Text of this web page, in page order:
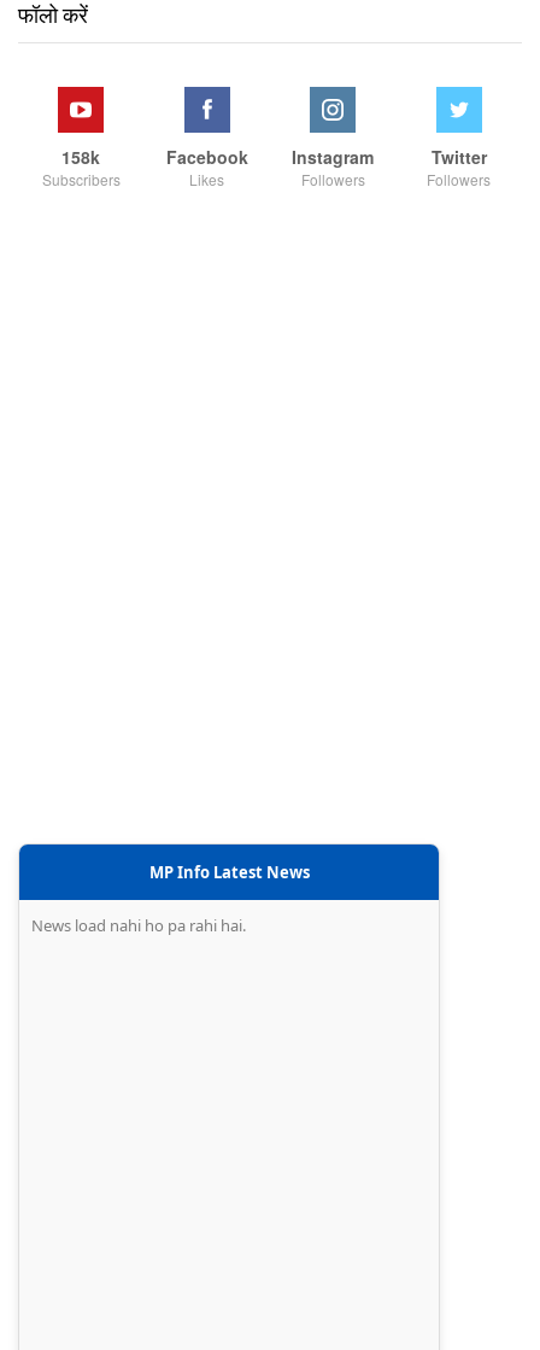
फॉलो करें
158k
Subscribers
Facebook
Likes
Instagram
Followers
Twitter
Followers
MP Info Latest News
News load nahi ho pa rahi hai.